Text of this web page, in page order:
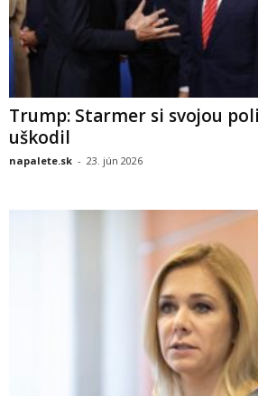
Trump: Starmer si svojou
uškodil
napalete.sk - 23. jún 2026